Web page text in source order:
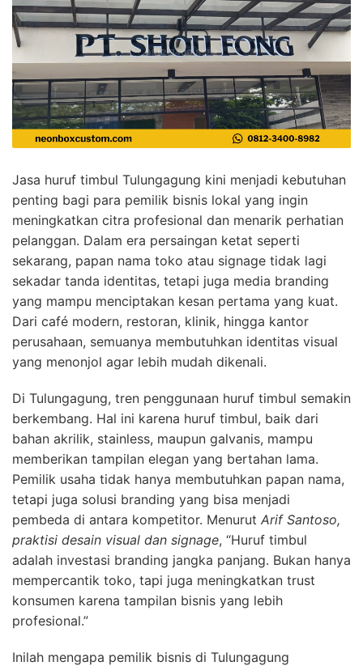
Jasa huruf timbul Tulungagung kini menjadi kebutuhan
penting bagi para pemilik bisnis lokal yang ingin
meningkatkan citra profesional dan menarik perhatian
pelanggan. Dalam era persaingan ketat seperti
sekarang, papan nama toko atau signage tidak lagi
sekadar tanda identitas, tetapi juga media branding
yang mampu menciptakan kesan pertama yang kuat.
Dari café modern, restoran, klinik, hingga kantor
perusahaan, semuanya membutuhkan identitas visual
yang menonjol agar lebih mudah dikenali.
Di Tulungagung, tren penggunaan huruf timbul semakin
berkembang. Hal ini karena huruf timbul, baik dari
bahan akrilik, stainless, maupun galvanis, mampu
memberikan tampilan elegan yang bertahan lama.
Pemilik usaha tidak hanya membutuhkan papan nama,
tetapi juga solusi branding yang bisa menjadi
pembeda di antara kompetitor. Menurut Arif Santoso,
praktisi desain visual dan signage, “Huruf timbul
adalah investasi branding jangka panjang. Bukan hanya
mempercantik toko, tapi juga meningkatkan trust
konsumen karena tampilan bisnis yang lebih
profesional.”
Inilah mengapa pemilik bisnis di Tulungagung